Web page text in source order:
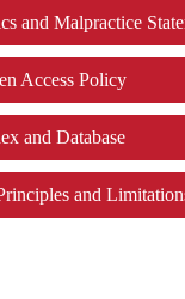
and Malpractice
Access Policy
and Database
and